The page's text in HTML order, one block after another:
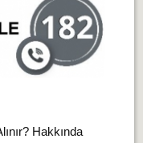
Hakkında